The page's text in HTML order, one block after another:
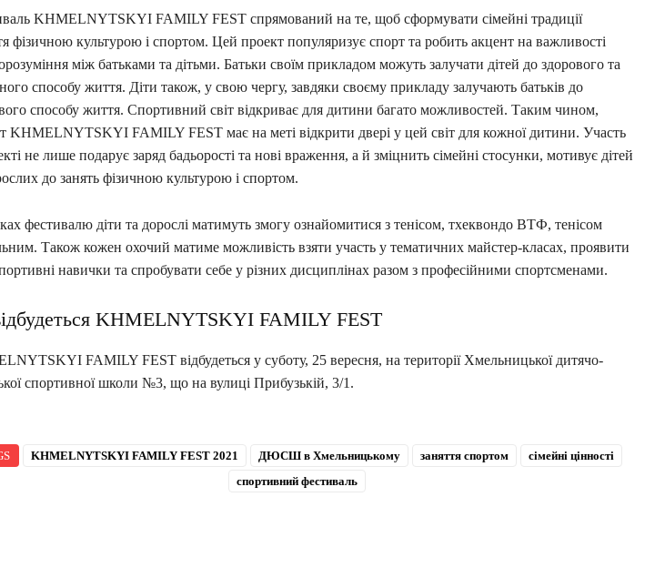
KHMELNYTSKYI FAMILY FEST спрямований на те, щоб сформувати сімейні традиції
фізичною культурою і спортом. Цей проект популяризує спорт та робить акцент на важливості
між батьками та дітьми. Батьки своїм прикладом можуть залучати дітей до здорового та
способу життя. Діти також, у свою чергу, завдяки своєму прикладу залучають батьків до
способу життя. Спортивний світ відкриває для дитини багато можливостей. Таким чином,
KHMELNYTSKYI FAMILY FEST має на меті відкрити двері у цей світ для кожної дитини. Участь
не лише подарує заряд бадьорості та нові враження, а й зміцнить сімейні стосунки, мотивує дітей
до занять фізичною культурою і спортом.
фестивалю діти та дорослі матимуть змогу ознайомитися з тенісом, тхеквондо ВТФ, тенісом
Також кожен охочий матиме можливість взяти участь у тематичних майстер-класах, проявити
навички та спробувати себе у різних дисциплінах разом з професійними спортсменами.
KHMELNYTSKYI FAMILY FEST
FAMILY FEST відбудеться у суботу, 25 вересня, на території Хмельницької дитячо-
спортивної школи №3, що на вулиці Прибузькій, 3/1.
KHMELNYTSKYI FAMILY FEST 2021 ДЮСШ в Хмельницькому заняття спортом
сімейні цінності
спортивний фестиваль